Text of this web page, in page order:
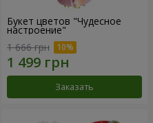
Букет цветов "Чудесное
настроение"
1 666 грн
Заказать